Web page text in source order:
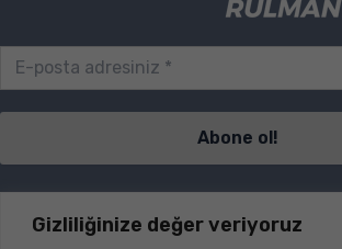
Gizliliğinize değer veriyoruz
Sayfalar